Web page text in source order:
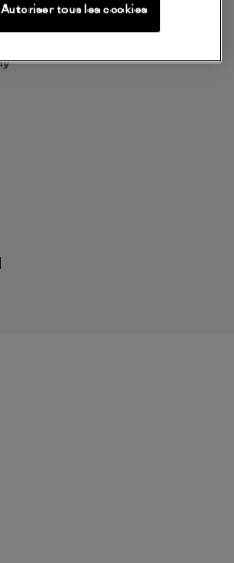
Autoriser tous les cookies